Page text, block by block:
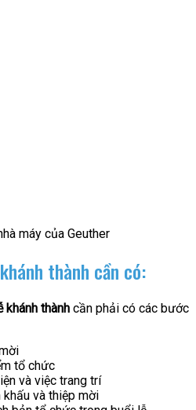
máy của Geuther
thành cần có:
khánh thành cần phải có các bước
tổ chức
và việc trang trí
khấu và thiệp mời